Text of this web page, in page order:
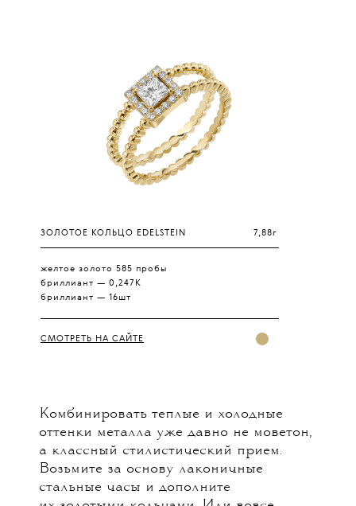
ЗОЛОТОЕ КОЛЬЦО EDELSTEIN 7,88г
желтое золото 585 пробы
бриллиант — 0,247К
бриллиант — 16шт
СМОТРЕТЬ НА САЙТЕ
Комбинировать теплые и холодные
оттенки металла уже давно не моветон,
а классный стилистический прием.
Возьмите за основу лаконичные
стальные часы и дополните